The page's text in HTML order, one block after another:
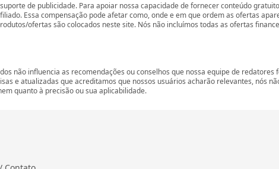
de publicidade. Para apoiar nossa capacidade de fornecer conteúdo
Essa compensação pode afetar como, onde e em que ordem as ofertas
ofertas são colocados neste site. Nós não incluímos todas as ofertas
não influencia as recomendações ou conselhos que nossa equipe de
e atualizadas que acreditamos que nossos usuários acharão relevantes, nós
quanto à precisão ou sua aplicabilidade.